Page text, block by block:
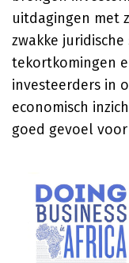
uitdagingen met
zwakke
tekortkomingen
investeerders in
economisch
goed gevoel